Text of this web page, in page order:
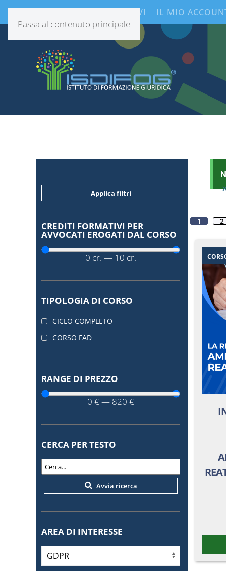
Passa al contenuto principale
CONTENUTI INFORMATIVI IL MIO
Applica filtri
CREDITI FORMATIVI PER
AVVOCATI EROGATI DAL CORSO
0 cr. — 10 cr.
TIPOLOGIA DI CORSO
CICLO COMPLETO
CORSO FAD
RANGE DI PREZZO
0 € — 820 €
CERCA PER TESTO
Avvia ricerca
AREA DI INTERESSE
1 2